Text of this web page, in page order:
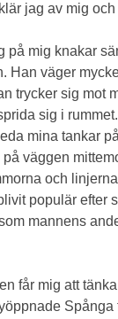
jag av mig
på mig knakar
Han väger
trycker sig mot
sig i
mina tankar
väggen
och
populär efter
mannens
får mig att
Spånga